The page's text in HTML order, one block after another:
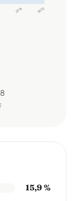
2016 2022
15,9 %